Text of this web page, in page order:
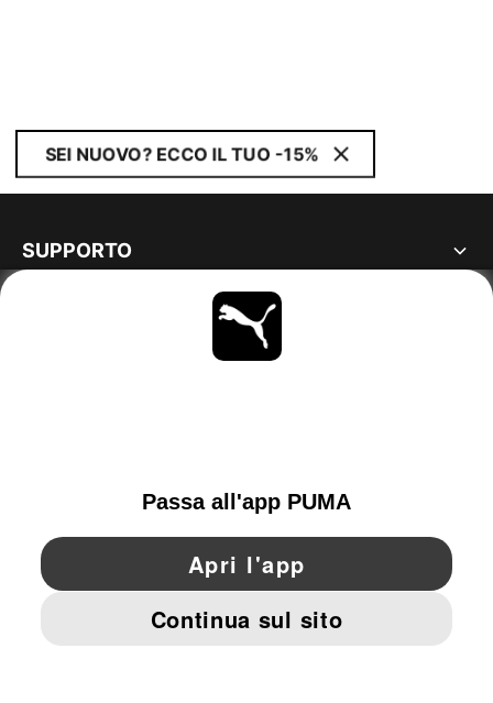
SEI NUOVO? ECCO IL TUO -15%
SUPPORTO
MAGGIORI INFORMAZIONI
OTTIENI TUTTI GLI AGGIORNAMENTI
YouTube Pinterest
DATI AZIENDALI E LEGALI